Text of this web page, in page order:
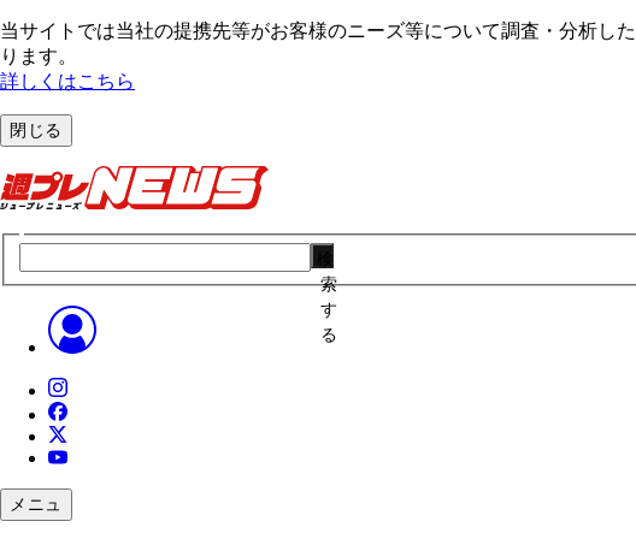
当サイトでは当社の提携先等がお客様のニーズ等について調査・分析し
ります。
詳しくはこちら
閉じる
索
す
る
メニュ